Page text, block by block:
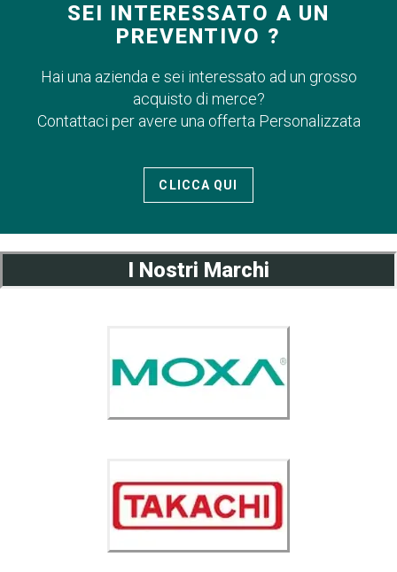
SEI INTERESSATO A UN
PREVENTIVO ?
Hai una azienda e sei interessato ad un grosso
acquisto di merce?
Contattaci per avere una offerta Personalizzata
CLICCA QUI
I Nostri Marchi